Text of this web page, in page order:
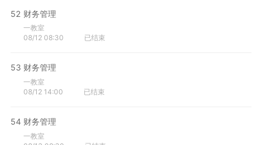
52 财务管理
一教室
08/12 08:30
已结束
53 财务管理
一教室
08/12 14:00
已结束
54 财务管理
一教室